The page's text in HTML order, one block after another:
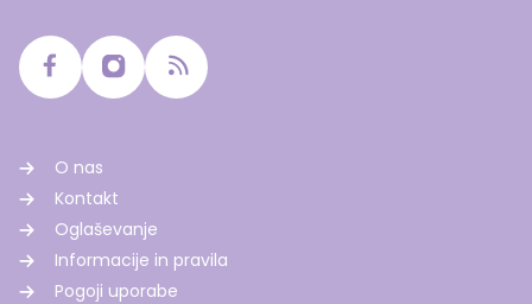
O nas
Kontakt
Oglaševanje
Informacije in pravila
Pogoji uporabe